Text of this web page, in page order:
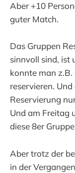
Aber +10
guter Match.
Das Gruppen
sinnvoll sind, ist
konnte man
reservieren.
Reservierung
Und am Freitag
diese 8er
Aber trotz der
in der